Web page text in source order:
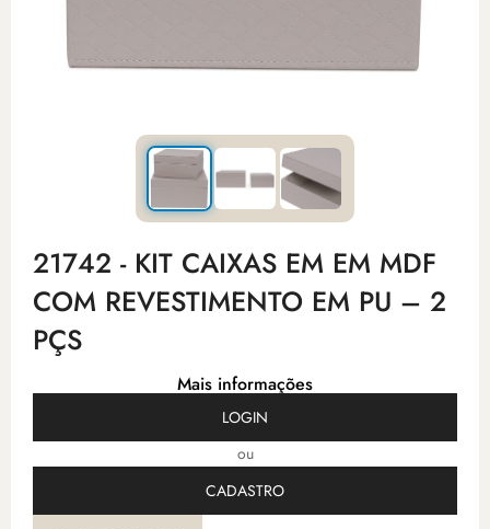
21742 - KIT CAIXAS EM EM MDF
COM REVESTIMENTO EM PU – 2
PÇS
Mais informações
LOGIN
ou
CADASTRO